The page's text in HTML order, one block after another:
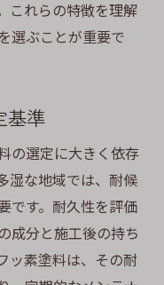
これらの特徴を理解
選ぶことが重要で
基準
の選定に大きく依存
湿な地域では、耐候
です。耐久性を評価
成分と施工後の持ち
ッ素塗料は、その耐